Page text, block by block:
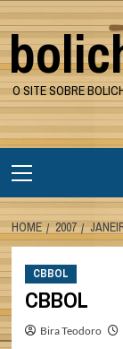
Skip
to
content
O SITE SOBRE
Menu
HOME 2007
CBBOL
CBBOL
Bira Teodoro